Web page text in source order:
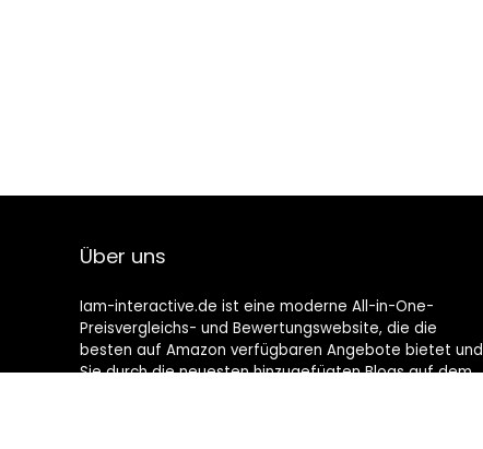
Über uns
Iam-interactive.de ist eine moderne All-in-One-
Preisvergleichs- und Bewertungswebsite, die die
besten auf Amazon verfügbaren Angebote bietet und
Sie durch die neuesten hinzugefügten Blogs auf dem